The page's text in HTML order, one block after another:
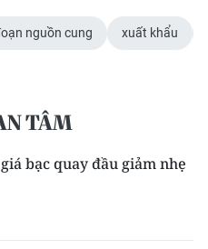
nguồn cung xuất khẩu
TÂM
bạc quay đầu giảm nhẹ